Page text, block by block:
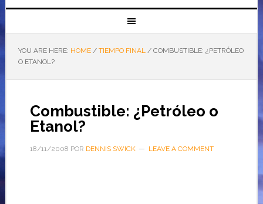
YOU ARE HERE: HOME / TIEMPO FINAL /COMBUSTIBLE: ¿PETRÓLEO
O ETANOL?
Combustible: ¿Petróleo o
Etanol?
18/11/2008 POR DENNIS SWICK LEAVE A COMMENT